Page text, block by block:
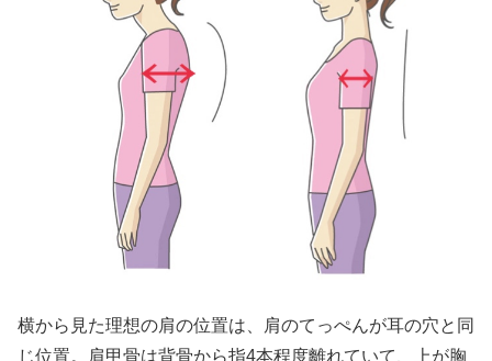
横から見た理想の肩の位置は、肩のてっぺんが耳の穴と同
じ位置。肩甲骨は背骨から指4本程度離れていて、上が胸